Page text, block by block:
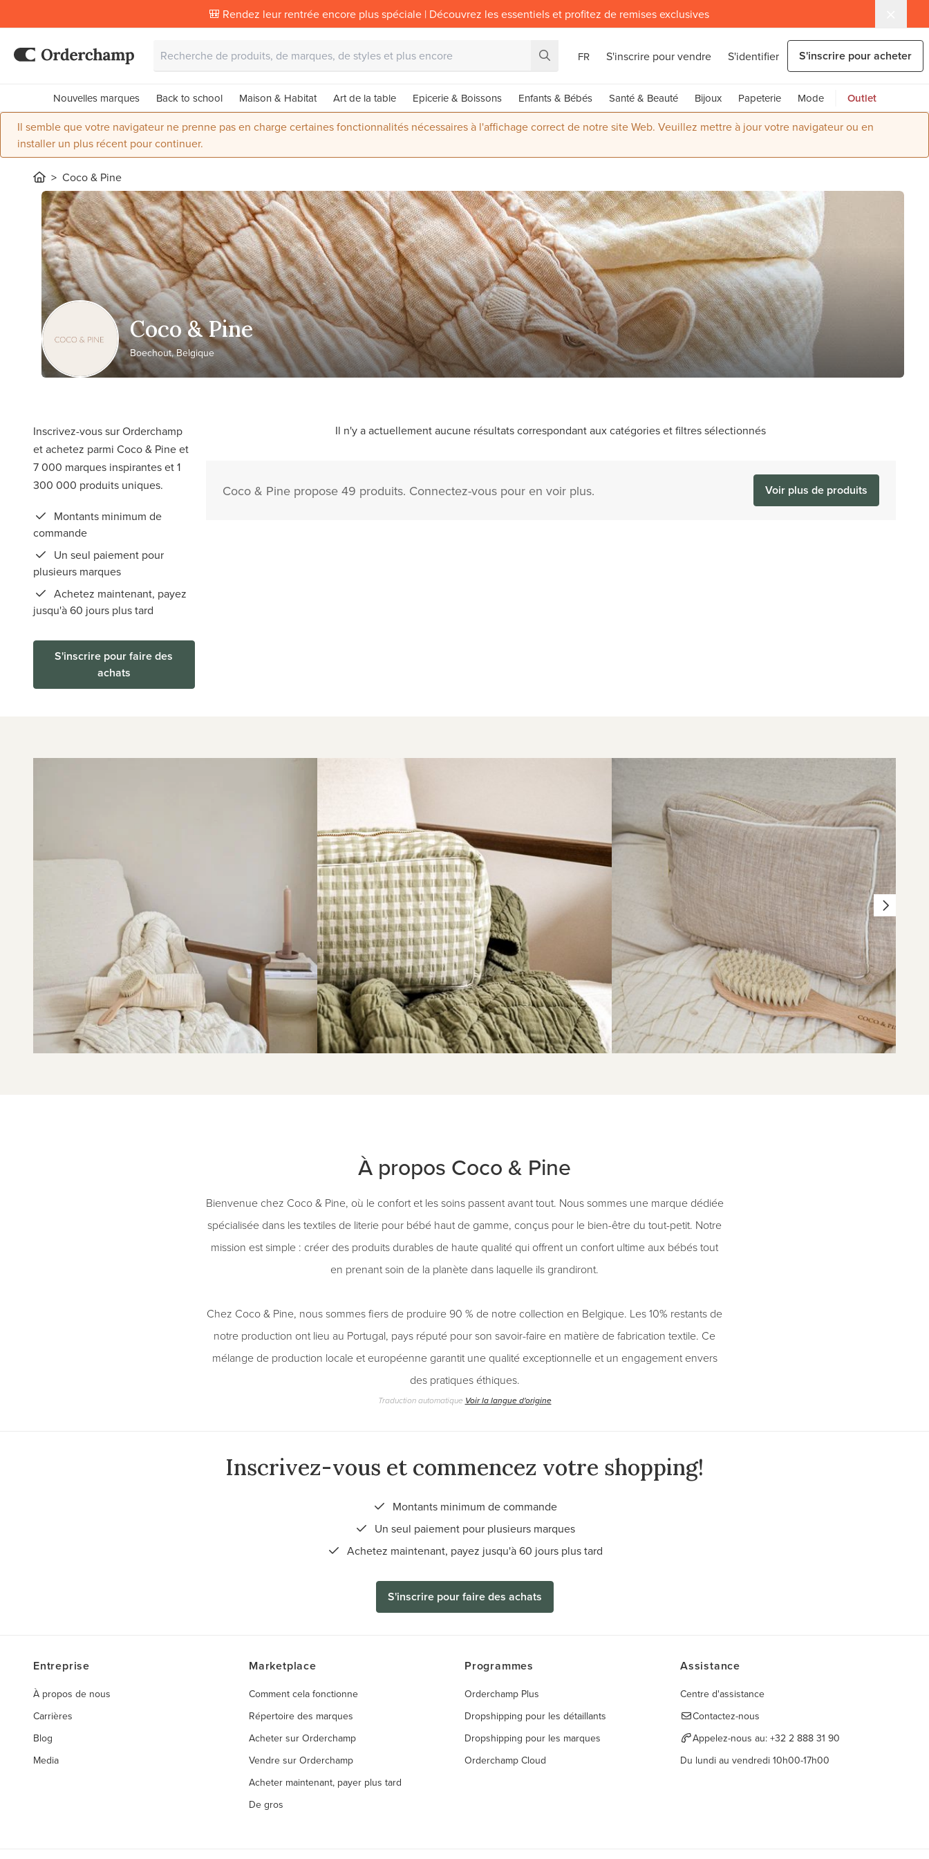
🎒 Rendez leur rentrée encore plus spéciale | Découvrez les essentiels et profitez de remises exclusives
FR S'inscrire pour vendre S'identifier S'inscrire pour acheter
Nouvelles marques Back to school Maison & Habitat Art de la table Epicerie & Boissons Enfants & Bébés Santé & Beauté Bijoux Papeterie Mode Outlet
Il semble que votre navigateur ne prenne pas en charge certaines fonctionnalités nécessaires à l'affichage correct de notre site Web. Veuillez mettre à jour votre navigateur ou en
installer un plus récent pour continuer.
Coco & Pine
Coco & Pine
Boechout, Belgique
Inscrivez-vous sur Orderchamp
et achetez parmi Coco & Pine et
7 000 marques inspirantes et 1
300 000 produits uniques.
Montants minimum de
commande
Un seul paiement pour
plusieurs marques
Achetez maintenant, payez
jusqu'à 60 jours plus tard
S'inscrire pour faire des
achats
Il n'y a actuellement aucune résultats correspondant aux catégories et filtres sélectionnés
Coco & Pine propose 49 produits. Connectez-vous pour en voir plus. Voir plus de produits
À propos Coco & Pine
Bienvenue chez Coco & Pine, où le confort et les soins passent avant tout. Nous sommes une marque dédiée
spécialisée dans les textiles de literie pour bébé haut de gamme, conçus pour le bien-être du tout-petit. Notre
mission est simple : créer des produits durables de haute qualité qui offrent un confort ultime aux bébés tout
en prenant soin de la planète dans laquelle ils grandiront.
Chez Coco & Pine, nous sommes fiers de produire 90 % de notre collection en Belgique. Les 10% restants de
notre production ont lieu au Portugal, pays réputé pour son savoir-faire en matière de fabrication textile. Ce
mélange de production locale et européenne garantit une qualité exceptionnelle et un engagement envers
des pratiques éthiques.
Traduction automatique Voir la langue d'origine
Inscrivez-vous et commencez votre shopping!
Montants minimum de commande
Un seul paiement pour plusieurs marques
Achetez maintenant, payez jusqu'à 60 jours plus tard
S'inscrire pour faire des achats
Entreprise
À propos de nous
Carrières
Blog
Media
Marketplace
Comment cela fonctionne
Répertoire des marques
Acheter sur Orderchamp
Vendre sur Orderchamp
Acheter maintenant, payer plus tard
De gros
Programmes
Orderchamp Plus
Dropshipping pour les détaillants
Dropshipping pour les marques
Orderchamp Cloud
Assistance
Centre d'assistance
Contactez-nous
Appelez-nous au: +32 2 888 31 90
Du lundi au vendredi 10h00-17h00